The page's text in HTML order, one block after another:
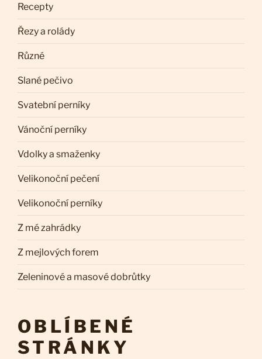
Recepty
Řezy a rolády
Různé
Slané pečivo
Svatební perníky
Vánoční perníky
Vdolky a smaženky
Velikonoční pečení
Velikonoční perníky
Z mé zahrádky
Z mejlových forem
Zeleninové a masové dobrůtky
OBLÍBENÉ
STRÁNKY